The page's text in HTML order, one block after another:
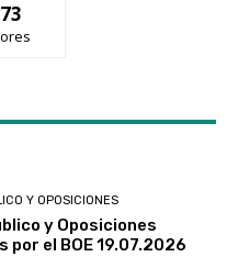
Y OPOSICIONES
y Oposiciones
por el BOE 19.07.2026